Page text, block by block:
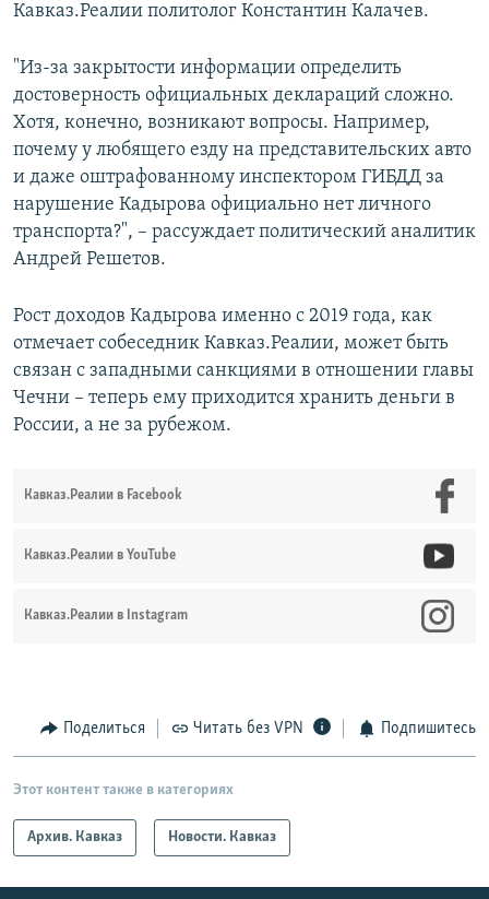
Кавказ.Реалии политолог Константин Калачев.
"Из-за закрытости информации определить
достоверность официальных деклараций сложно.
Хотя, конечно, возникают вопросы. Например,
почему у любящего езду на представительских авто
и даже оштрафованному инспектором ГИБДД за
нарушение Кадырова официально нет личного
транспорта?", – рассуждает политический аналитик
Андрей Решетов.
Рост доходов Кадырова именно с 2019 года, как
отмечает собеседник Кавказ.Реалии, может быть
связан с западными санкциями в отношении главы
Чечни – теперь ему приходится хранить деньги в
России, а не за рубежом.
Кавказ.Реалии в Facebook
Кавказ.Реалии в YouTube
Кавказ.Реалии в Instagram
Поделиться Читать без VPN Подпишитесь
Этот контент также в категориях
Архив. Кавказ Новости. Кавказ